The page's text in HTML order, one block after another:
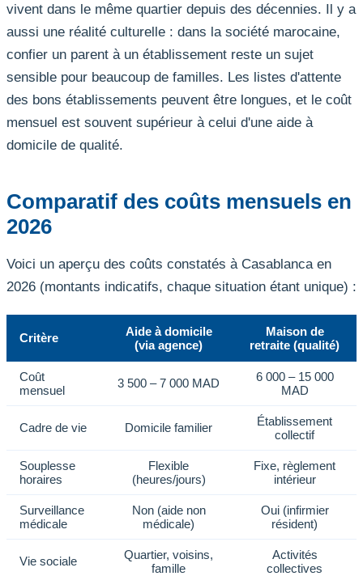
vivent dans le même quartier depuis des décennies. Il y a
aussi une réalité culturelle : dans la société marocaine,
confier un parent à un établissement reste un sujet
sensible pour beaucoup de familles. Les listes d'attente
des bons établissements peuvent être longues, et le coût
mensuel est souvent supérieur à celui d'une aide à
domicile de qualité.
Comparatif des coûts mensuels en
2026
Voici un aperçu des coûts constatés à Casablanca en
2026 (montants indicatifs, chaque situation étant unique) :
Critère
Aide à domicile
(via agence)
Maison de
retraite (qualité)
Coût
mensuel
3 500 – 7 000 MAD
6 000 – 15 000
MAD
Cadre de vie Domicile familier
Établissement
collectif
Souplesse
horaires
Flexible
(heures/jours)
Fixe, règlement
intérieur
Surveillance
médicale
Non (aide non
médicale)
Oui (infirmier
résident)
Vie sociale
Quartier, voisins,
famille
Activités
collectives